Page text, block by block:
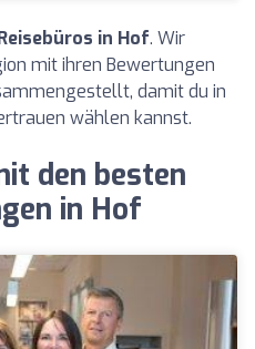
in Hof. Wir
mit ihren Bewertungen
damit du in
wählen kannst.
den besten
in Hof